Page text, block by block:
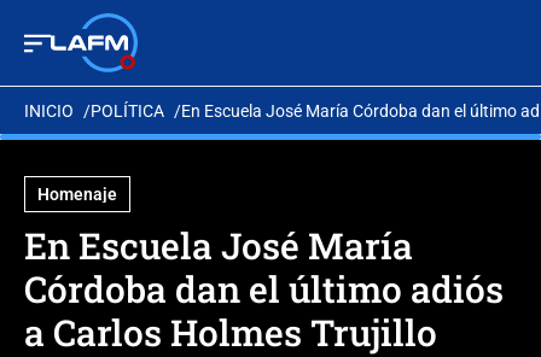
INICIO POLÍTICA En Escuela José María Córdoba dan el último
Homenaje
En Escuela José María
Córdoba dan el último adiós
a Carlos Holmes Trujillo